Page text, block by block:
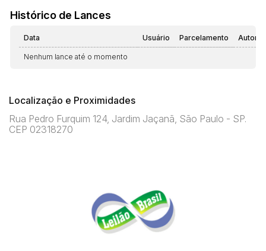
Histórico de Lances
Data Usuário Parcelamento
Nenhum lance até o momento
Localização e Proximidades
Rua Pedro Furquim 124, Jardim Jaçanã, São Paulo - SP.
CEP 02318270